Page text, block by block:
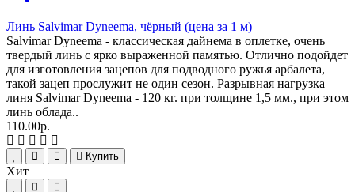
Линь Salvimar Dyneema, чёрный (цена за 1 м)
Salvimar Dyneema - классическая дайнема в оплетке, очень
твердый линь с ярко выраженной памятью. Отлично подойдет
для изготовления зацепов для подводного ружья арбалета,
такой зацеп прослужит не один сезон. Разрывная нагрузка
линя Salvimar Dyneema - 120 кг. при толщине 1,5 мм., при этом
линь облада..
110.00р.
Купить
Хит